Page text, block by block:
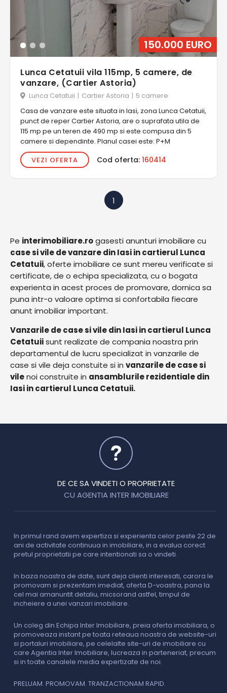
150.000 EURO
Lunca Cetatuii vila 115mp, 5 camere, de
vanzare, (Cartier Astoria)
Lunca Cetatuii | Cartier Astoria | 5 camere
Casa de vanzare este situata in Iasi, zona Lunca Cetatuii,
punct de reper Cartier Astoria, are o suprafata utila de
115 mp pe un teren de 490 mp si este compusa din 5
camere si dependinte. Planul casei este: P+M
VEZI OFERTA
Cod oferta: 160414
1
Pe interimobiliare.rogasesti anunturi imobiliare cu
case si vile de vanzare din Iasi in cartierul Lunca
Cetatuii, oferte imobiliare ce sunt mereu verificate si
certificate, de o echipa specializata, cu o bogata
experienta in acest proces de promovare, dornica sa
puna intr-o valoare optima si confortabila fiecare
anunt imobiliar important.
Vanzarile de case si vile din Iasi in cartierul Lunca
Cetatuiisunt realizate de compania noastra prin
departamentul de lucru specializat in vanzarile de
case si vile deja constuite si in vanzarile de case si
vilenoi construite in ansamblurile rezidentiale din
Iasi in cartierul Lunca Cetatuii.
DE CE SA VINDETI O PROPRIETATE
CU AGENTIA INTER IMOBILIARE
In primul rand avem expertiza si experienta celor peste 22 de
ani de activitate continuua in imobiliare, in a evalua corect
pretul proprietatii pe care intentionati sa o vindeti.
In baza noastra de date, sunt deja clienti interesati, carora le
promovam si prezentam imediat, oferta D-voastra, pana la
cel mai amanuntit detaliu, micsorand astfel, timpul de
incheiere a unei vanzari imobiliare.
Un coleg din Echipa Inter Imobiliare, preia oferta imobiliara, o
promoveaza instant pe toata reteaua noastra de website-uri
si portaluri imobiliare, pe celelalte site-uri de imobiliare cu
care Agentia Inter Imobiliare, lucreaza in parteneriat, precum
si in toate canalele media expertizate de noi.
PRELUAM. PROMOVAM. TRANZACTIONAM RAPID.